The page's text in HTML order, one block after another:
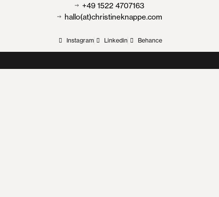
+49 1522 4707163
hallo(at)christineknappe.com
Instagram Linkedin Behance